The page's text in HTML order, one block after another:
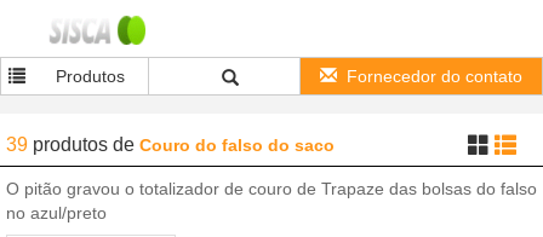
Produtos Fornecedor do contato
39 produtos de Couro do falso do saco
O pitão gravou o totalizador de couro de Trapaze das bolsas do falso
no azul/preto